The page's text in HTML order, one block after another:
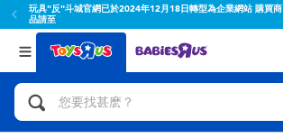
玩具"反"斗城官網已於2024年12月18日轉型為企業網站 購買商
品請至
返回
分類目錄
人氣英雄,角色扮演,射擊玩具
返回
品牌
Toy Story玩具總動員